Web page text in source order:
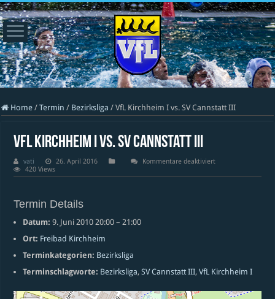
Home / Termin / Bezirksliga / VfL Kirchheim I vs. SV Cannstatt III
VfL Kirchheim I vs. SV Cannstatt III
vati 26. April 2016 Kommentare deaktiviertfür
Kirchheim
420 Views
Termin Details
Datum: 9. Juni 2010 20:00 –21:00
Ort: Freibad Kirchheim
Terminkategorien: Bezirksliga
Terminschlagworte: Bezirksliga,SV Cannstatt III,VfL Kirchheim I